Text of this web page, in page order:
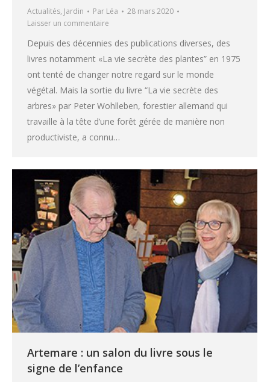
Actualités, Jardin Par Léa
28 mars 2020
Laisser un commentaire
Depuis des décennies des publications diverses, des
livres notamment «La vie secrète des plantes” en 1975
ont tenté de changer notre regard sur le monde
végétal. Mais la sortie du livre “La vie secrète des
arbres» par Peter Wohlleben, forestier allemand qui
travaille à la tête d’une forêt gérée de manière non
productiviste, a connu…
Artemare : un salon du livre sous le
signe de l’enfance